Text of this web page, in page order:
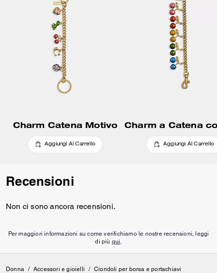
Charm Catena Motivo
Aggiungi Al Carrello Aggiungi Al Carrello
Recensioni
Non ci sono ancora recensioni.
Per maggiori informazioni su come verifichiamo le nostre recensioni, leggi
di più qui
Donna / Accessori e gioielli / Ciondoli per borsa e portachiavi